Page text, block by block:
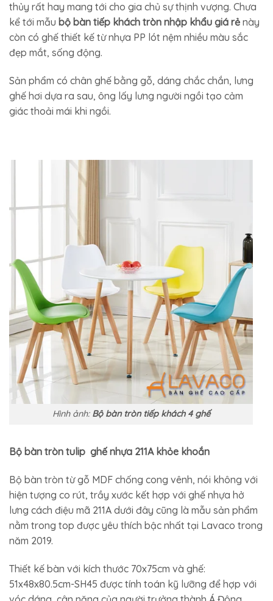
thủy rất hay mang tới cho gia chủ sự thịnh vượng. Chưa
kể tới mẫu bộ bàn tiếp khách tròn nhập khẩu giá rẻ này
còn có ghế thiết kế từ nhựa PP lót nệm nhiều màu sắc
đẹp mắt, sống động.
Sản phẩm có chân ghế bằng gỗ, dáng chắc chắn, lưng
ghế hơi dựa ra sau, ông lấy lưng người ngồi tạo cảm
giác thoải mái khi ngồi.
Hình ảnh: Bộ bàn tròn tiếp khách 4 ghế
Bộ bàn tròn tulip ghế nhựa 211A khỏe khoắn
Bộ bàn tròn từ gỗ MDF chống cong vênh, nói không với
hiện tượng co rút, trầy xước kết hợp với ghế nhựa hở
lưng cách điệu mã 211A dưới đây cũng là mẫu sản phẩm
nằm trong top được yêu thích bậc nhất tại Lavaco trong
năm 2019.
Thiết kế bàn với kích thước 70x75cm và ghế:
51x48x80.5cm-SH45 được tính toán kỹ lưỡng để hợp với